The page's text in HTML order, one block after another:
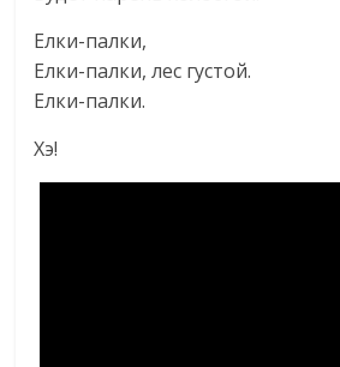
Елки-палки,
Елки-палки, лес густой.
Елки-палки.
Хэ!